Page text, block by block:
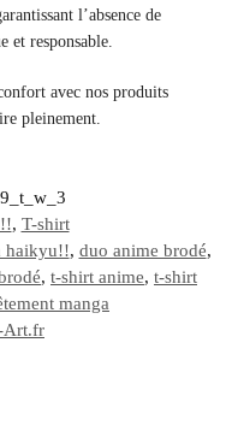
l’absence de
et responsable.
avec nos produits
pleinement.
, T-shirt
haikyu!!, duo anime brodé,
, t-shirt anime, t-shirt
manga
Art.fr